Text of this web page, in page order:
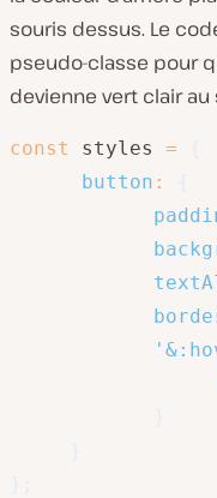
souris dessus. Le
pseudo-classe pour
devienne vert clair au
const styles =
button :